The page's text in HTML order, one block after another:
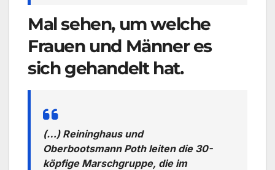
Mal sehen, um welche
Frauen und Männer es
sich gehandelt hat.
(…) Reininghaus und
Oberbootsmann Poth leiten die 30-
köpfige Marschgruppe, die im